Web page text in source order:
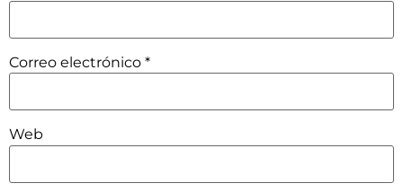
Correo electrónico *
Web